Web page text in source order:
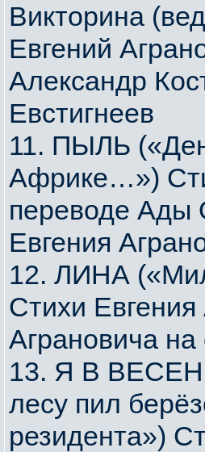
Викторина
Евгений
Александр
Евстигнеев
11. ПЫЛЬ
Африке…»)
переводе Ады
Евгения
12. ЛИНА
Стихи
Аграновича
13. Я В
лесу пил
резидента»)